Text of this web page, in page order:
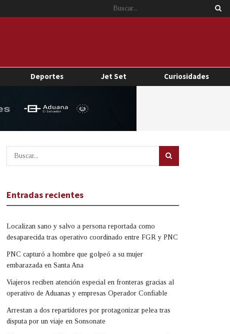
Deportes Jet Set Curiosidades
Entradas recientes
Localizan sano y salvo a persona reportada como
desaparecida tras operativo coordinado entre FGR y PNC
PNC capturó a hombre que golpeó a su mujer
embarazada en Santa Ana
Viajeros reciben atención especial en fronteras gracias al
operativo de Aduanas y empresas Operador Confiable
Arrestan a dos repartidores por protagonizar pelea tras
disputa por un viaje en Sonsonate